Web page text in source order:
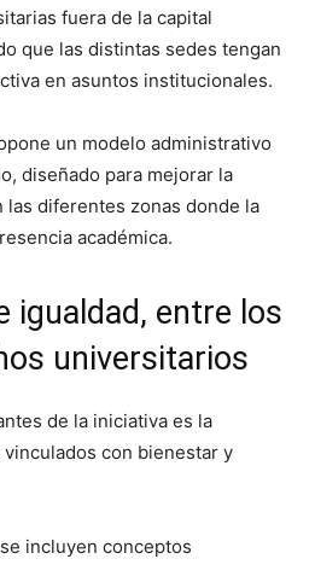
fuera de la capital
que las distintas sedes tengan
en asuntos institucionales.
un modelo administrativo
diseñado para mejorar la
diferentes zonas donde la
académica.
igualdad, entre los
universitarios
de la iniciativa es la
con bienestar y
incluyen conceptos